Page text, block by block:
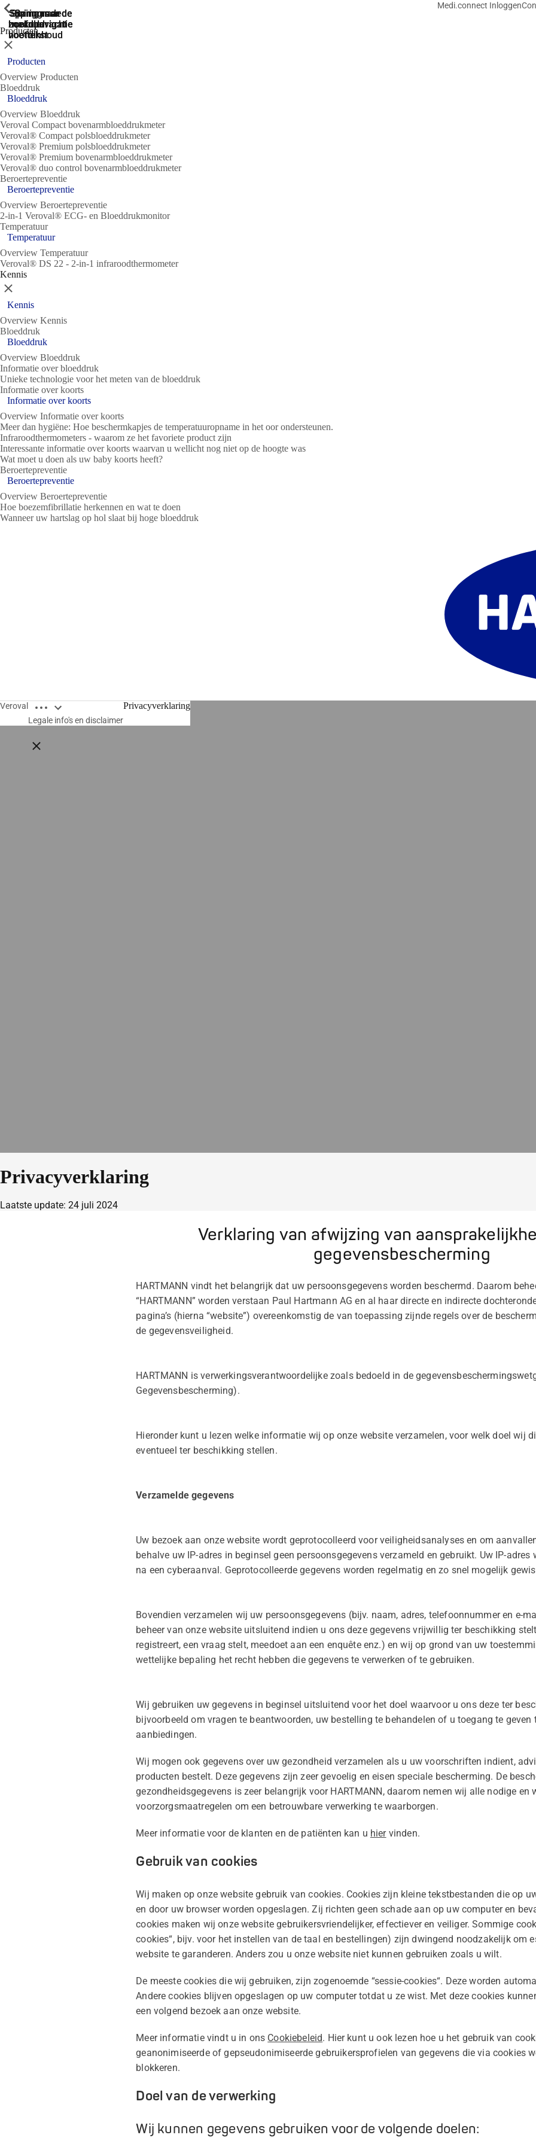
Ga naar de
zoekopdracht
Spring naar de
hoofdnavigatie
Spring naar de
hoofdnavigatie
Spring naar
de
hoofdinhoud
Spring
naar de
voettekst
Medi.connect Inloggen
Producten
ShowPrevious
Sluit
Producten
Overview Producten
Bloeddruk
ShowPrevious
Bloeddruk
Overview Bloeddruk
Veroval Compact bovenarmbloeddrukmeter
Veroval® Compact polsbloeddrukmeter
Veroval® Premium polsbloeddrukmeter
Veroval® Premium bovenarmbloeddrukmeter
Veroval® duo control bovenarmbloeddrukmeter
Beroertepreventie
ShowPrevious
Beroertepreventie
Overview Beroertepreventie
2-in-1 Veroval® ECG- en Bloeddrukmonitor
Temperatuur
ShowPrevious
Temperatuur
Overview Temperatuur
Veroval® DS 22 - 2-in-1 infraroodthermometer
Kennis
ShowPrevious
Sluit
Kennis
Overview Kennis
Bloeddruk
ShowPrevious
Bloeddruk
Overview Bloeddruk
Informatie over bloeddruk
Unieke technologie voor het meten van de bloeddruk
Informatie over koorts
ShowPrevious
Informatie over koorts
Overview Informatie over koorts
Meer dan hygiëne: Hoe beschermkapjes de temperatuuropname in het oor ondersteunen.
Infraroodthermometers - waarom ze het favoriete product zijn
Interessante informatie over koorts waarvan u wellicht nog niet op de hoogte was
Wat moet u doen als uw baby koorts heeft?
Beroertepreventie
ShowPrevious
Beroertepreventie
Overview Beroertepreventie
Hoe boezemfibrillatie herkennen en wat te doen
Wanneer uw hartslag op hol slaat bij hoge bloeddruk
Veroval Open breadcrumbs
Close breadcrumbs
Legale info's en disclaimer
Privacyverklaring
Privacyverklaring
Laatste update: 24 juli 2024
Verklaring van afwijzing van
gegevensbescherming
HARTMANN vindt het belangrijk dat uw persoonsgegevens worden beschermd. Daarom
“HARTMANN” worden verstaan Paul Hartmann AG en al haar directe en indirecte
pagina’s (hierna “website”) overeenkomstig de van toepassing zijnde regels over de
de gegevensveiligheid.
HARTMANN is verwerkingsverantwoordelijke zoals bedoeld in de
Gegevensbescherming).
Hieronder kunt u lezen welke informatie wij op onze website verzamelen, voor welk doel wij
eventueel ter beschikking stellen.
Verzamelde gegevens
Uw bezoek aan onze website wordt geprotocolleerd voor veiligheidsanalyses en om
behalve uw IP-adres in beginsel geen persoonsgegevens verzameld en gebruikt. Uw IP-
na een cyberaanval. Geprotocolleerde gegevens worden regelmatig en zo snel mogelijk
Bovendien verzamelen wij uw persoonsgegevens (bijv. naam, adres, telefoonnummer en e-
beheer van onze website uitsluitend indien u ons deze gegevens vrijwillig ter beschikking
registreert, een vraag stelt, meedoet aan een enquête enz.) en wij op grond van uw
wettelijke bepaling het recht hebben die gegevens te verwerken of te gebruiken.
Wij gebruiken uw gegevens in beginsel uitsluitend voor het doel waarvoor u ons deze ter
bijvoorbeeld om vragen te beantwoorden, uw bestelling te behandelen of u toegang te
aanbiedingen.
Wij mogen ook gegevens over uw gezondheid verzamelen als u uw voorschriften indient,
producten bestelt. Deze gegevens zijn zeer gevoelig en eisen speciale bescherming. De
gezondheidsgegevens is zeer belangrijk voor HARTMANN, daarom nemen wij alle nodige en
voorzorgsmaatregelen om een betrouwbare verwerking te waarborgen.
Meer informatie voor de klanten en de patiënten kan u hiervinden.
Gebruik van cookies
Wij maken op onze website gebruik van cookies. Cookies zijn kleine tekstbestanden die op
en door uw browser worden opgeslagen. Zij richten geen schade aan op uw computer en
cookies maken wij onze website gebruikersvriendelijker, effectiever en veiliger. Sommige
cookies“, bijv. voor het instellen van de taal en bestellingen) zijn dwingend noodzakelijk om
website te garanderen. Anders zou u onze website niet kunnen gebruiken zoals u wilt.
De meeste cookies die wij gebruiken, zijn zogenoemde “sessie-cookies“. Deze worden
Andere cookies blijven opgeslagen op uw computer totdat u ze wist. Met deze cookies
een volgend bezoek aan onze website.
Meer informatie vindt u in ons Cookiebeleid. Hier kunt u ook lezen hoe u het gebruik van
geanonimiseerde of gepseudonimiseerde gebruikersprofielen van gegevens die via cookies
blokkeren.
Doel van de verwerking
Wij kunnen gegevens gebruiken voor de volgende doelen: